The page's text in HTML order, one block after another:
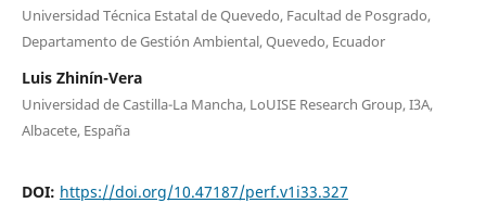
Universidad Técnica Estatal de Quevedo, Facultad de Posgrado,
Departamento de Gestión Ambiental, Quevedo, Ecuador
Luis Zhinín-Vera
Universidad de Castilla-La Mancha, LoUISE Research Group, I3A,
Albacete, España
DOI: https://doi.org/10.47187/perf.v1i33.327